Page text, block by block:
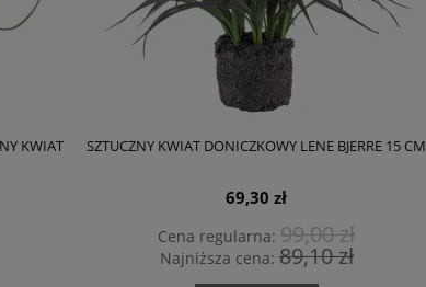
KWIAT SZTUCZNY KWIAT DONICZKOWY LENE BJERRE 15 CM
69,30 zł
Cena regularna: 99,00 zł
Najniższa cena:89,10 zł